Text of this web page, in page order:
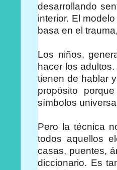
desarrollando
interior. El
basa en el
Los niños,
hacer los
tienen de hablar
propósito
símbolos
Pero la técnica
todos aquellos
casas, puentes,
diccionario. Es